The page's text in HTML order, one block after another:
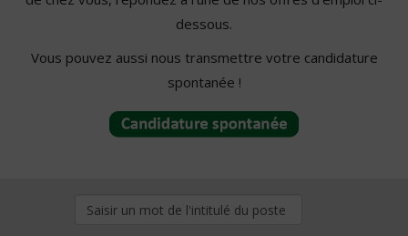
dessous.
Vous pouvez aussi nous transmettre votre candidature
spontanée !